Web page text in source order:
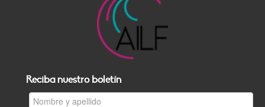
Reciba nuestro boletín